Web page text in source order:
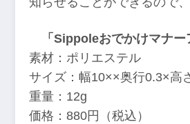
「Sippoleおでかけマナー
素材：ポリエステル
サイズ：幅10××奥行0.3×高
重量：12g
価格：880円（税込）